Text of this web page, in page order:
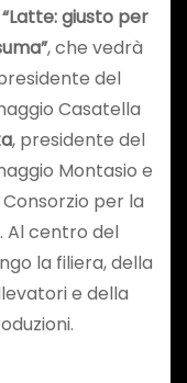
“Latte: giusto per
, che vedrà
del
Casatella
, presidente del
Montasio e
per la
Al centro del
la filiera, della
e della